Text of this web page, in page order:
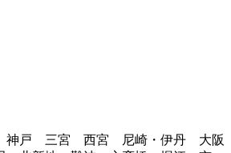
神戸 三宮 西宮 尼崎・伊丹 大阪